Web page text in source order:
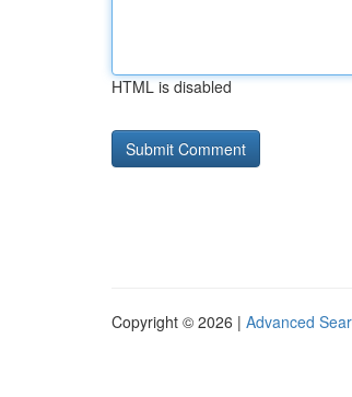
HTML is disabled
Copyright © 2026 | Advanced